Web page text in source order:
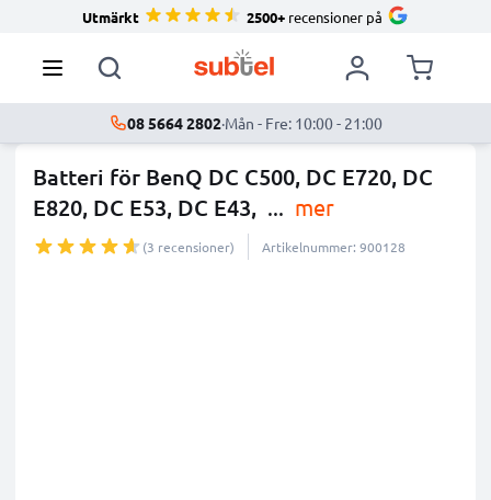
Utmärkt 2500+ recensioner på
08 5664 2802·Mån - Fre: 10:00 - 21:00
Batteri för BenQ DC C500, DC E720, DC
E820, DC E53, DC E43, ... mer
(3 recensioner) Artikelnummer: 900128